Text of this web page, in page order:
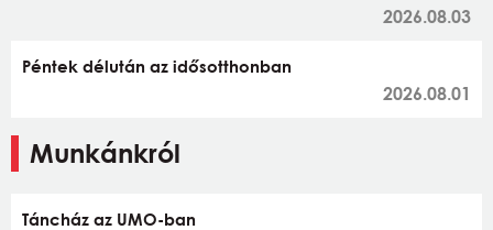
2026.08.03
Péntek délután az idősotthonban
2026.08.01
Munkánkról
Táncház az UMO-ban